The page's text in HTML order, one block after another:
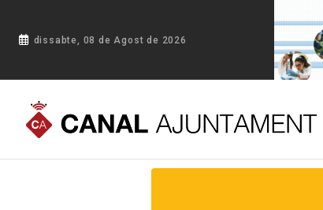
dissabte, 08 de Agost de 2026
Portada Blog Campanya comerç: Calders, a prop teu!